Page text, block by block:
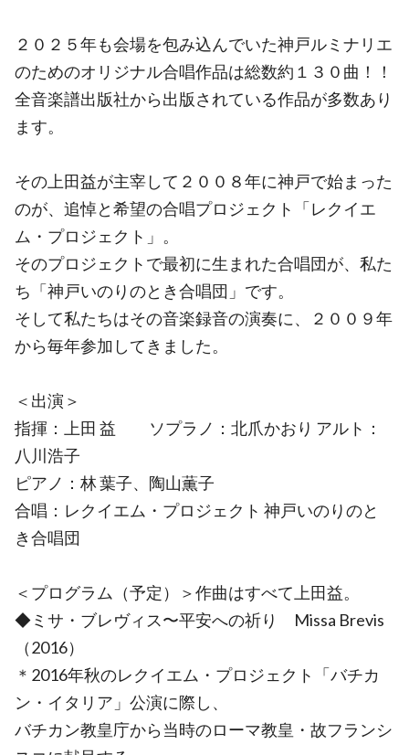
２０２５年も会場を包み込んでいた神戸ルミナリエ
のためのオリジナル合唱作品は総数約１３０曲！！
全音楽譜出版社から出版されている作品が多数あり
ます。
その上田益が主宰して２００８年に神戸で始まった
のが、追悼と希望の合唱プロジェクト「レクイエ
ム・プロジェクト」。
そのプロジェクトで最初に生まれた合唱団が、私た
ち「神戸いのりのとき合唱団」です。
そして私たちはその音楽録音の演奏に、２００９年
から毎年参加してきました。
＜出演＞
指揮：上田 益 ソプラノ：北爪かおり アルト：
八川浩子
ピアノ：林 葉子、陶山薫子
合唱：レクイエム・プロジェクト 神戸いのりのと
き合唱団
＜プログラム（予定）＞作曲はすべて上田益。
◆ミサ・ブレヴィス〜平安への祈り Missa Brevis
（2016）
＊2016年秋のレクイエム・プロジェクト「バチカ
ン・イタリア」公演に際し、
バチカン教皇庁から当時のローマ教皇・故フランシ